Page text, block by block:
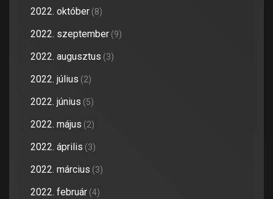
2022. október (8)
2022. szeptember (9)
2022. augusztus (3)
2022. július (2)
2022. június (5)
2022. május (2)
2022. április (3)
2022. március (3)
2022. február (4)